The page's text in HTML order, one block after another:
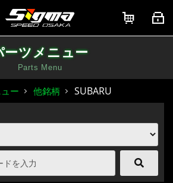
ーツメニュー
Parts Menu
ー 他銘柄
SUBARU